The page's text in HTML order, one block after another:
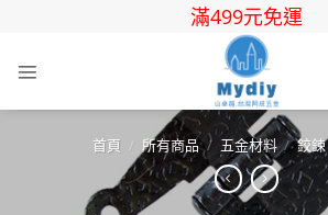
滿499元免運
首頁 / 所有商品 / 五金材料 / 鉸鍊